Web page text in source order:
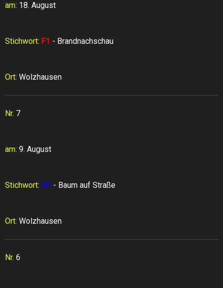
am: 18. August
Stichwort: F1 - Brandnachschau
Ort: Wolzhausen
Nr. 7
am: 9. August
Stichwort: H1 - Baum auf Straße
Ort: Wolzhausen
Nr. 6